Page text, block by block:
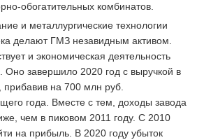
обогатительных комбинатов.
и металлургические технологии
делают ГМЗ незавидным активом.
и экономическая деятельность
Оно завершило 2020 год с выручкой в
на 700 млн руб.
года. Вместе с тем, доходы завода
чем в пиковом 2011 году. С 2010
на прибыль. В 2020 году убыток